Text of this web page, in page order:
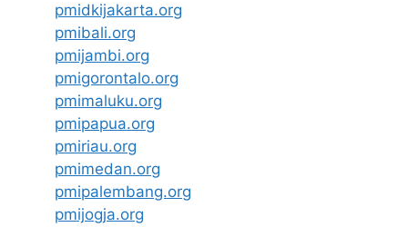
pmidkijakarta.org
pmibali.org
pmijambi.org
pmigorontalo.org
pmimaluku.org
pmipapua.org
pmiriau.org
pmimedan.org
pmipalembang.org
pmijogja.org